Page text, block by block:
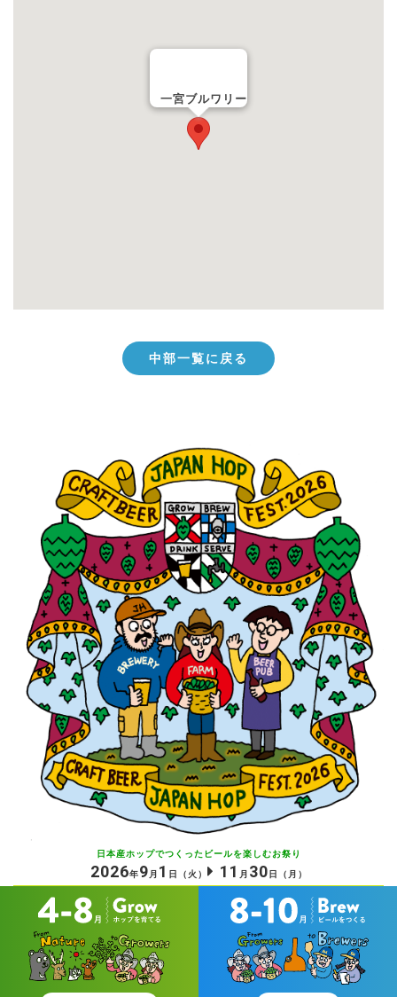
一宮ブルワリー
中部一覧に戻る
日本産ホップでつくったビールを楽しむお祭り
2026年9 月 1 日 （火） 11 月 30 日 （月）